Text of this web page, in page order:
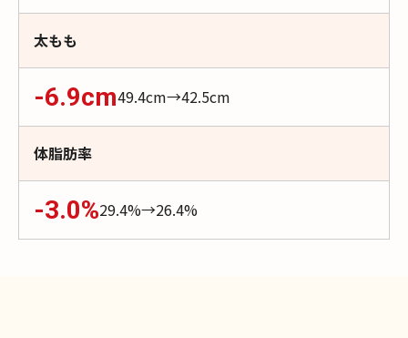
太もも
-6.9cm49.4cm→42.5cm
体脂肪率
-3.0%29.4%→26.4%